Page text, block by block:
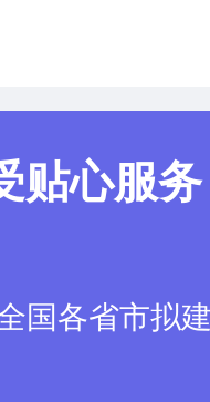
贴心服务
国各省市拟